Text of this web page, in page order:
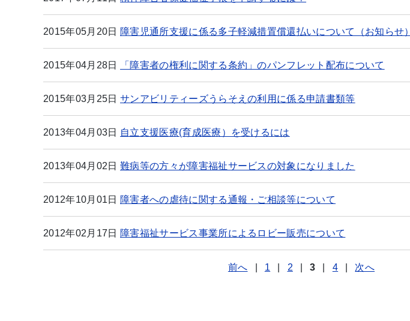
2015年05月20日 障害児通所支援に係る多子軽減措置償還払いについて（お知らせ）
2015年04月28日 「障害者の権利に関する条約」のパンフレット配布について
2015年03月25日 サンアビリティーズうらそえの利用に係る申請書類等
2013年04月03日 自立支援医療(育成医療）を受けるには
2013年04月02日 難病等の方々が障害福祉サービスの対象になりました
2012年10月01日 障害者への虐待に関する通報・ご相談等について
2012年02月17日 障害福祉サービス事業所によるロビー販売について
前へ 1 2 3 4 次へ